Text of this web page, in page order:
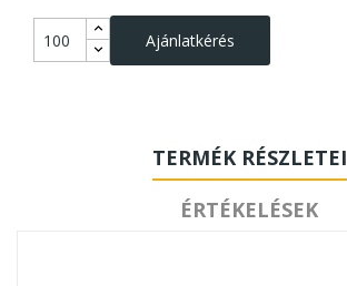
Ajánlatkérés
TERMÉK RÉSZLETEI
ÉRTÉKELÉSEK